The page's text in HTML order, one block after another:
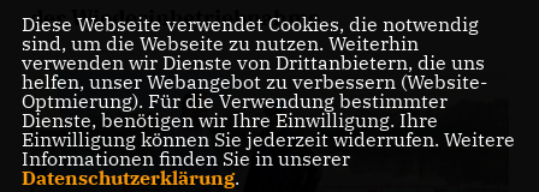
der Wiederinbetriebnahme.
Diese Webseite verwendet Cookies, die notwendig
sind, um die Webseite zu nutzen. Weiterhin
verwenden wir Dienste von Drittanbietern, die uns
helfen, unser Webangebot zu verbessern (Website-
Optmierung). Für die Verwendung bestimmter
Dienste, benötigen wir Ihre Einwilligung. Ihre
Einwilligung können Sie jederzeit widerrufen. Weitere
Informationen finden Sie in unserer
Datenschutzerklärung.